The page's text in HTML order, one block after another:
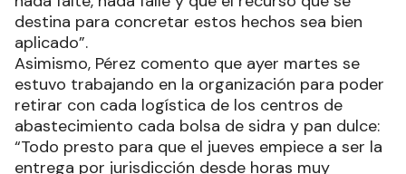
destina para concretar estos hechos sea bien
aplicado”.
Asimismo, Pérez comento que ayer martes se
estuvo trabajando en la organización para poder
retirar con cada logística de los centros de
abastecimiento cada bolsa de sidra y pan dulce:
“Todo presto para que el jueves empiece a ser la
entrega por jurisdicción desde horas muy